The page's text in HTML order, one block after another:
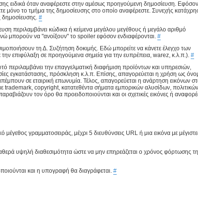
ειδικά όταν αναφέρεστε στην αμέσως προηγούμενη δημοσίευση. Εφόσον
μόνο το τμήμα της δημοσίευσης στο οποίο αναφέρεστε. Συνεχής
δημοσίευσης. #
περιλαμβάνει κώδικα ή κείμενα μεγάλου μεγέθους ή μεγάλο αριθμό
μπορούν να "ανοίξουν" το spoiler εφόσον ενδιαφέρονται. #
τη Δ. Συζήτηση δοκιμής. Εδώ μπορείτε να κάνετε έλεγχο των
επιφύλαξη σε προηγούμενα σημεία για την ευπρέπεια, warez, κ.λ.π.). #
περιλαμβάνει την επαγγελματική διαφήμιση προϊόντων και υπηρεσιών,
εγκατάστασης, πρόσκληση κ.λ.π. Επίσης, απαγορεύεται η χρήση ως
σε εταιρική επωνυμία. Τέλος, απαγορεύεται η ανάρτηση εικόνων
copyright, κατατεθέντα σήματα εμπορικών αλυσίδων, πολιτικών
τον όρο θα προειδοποιούνται και οι σχετικές εικόνες ή
γραμματοσειράς, μέχρι 5 διευθύνσεις URL ή μια εικόνα με
υψηλή διαθεσιμότητα ώστε να μην επηρεάζεται ο χρόνος φόρτωσης
και η υπογραφή θα διαγράφεται. #